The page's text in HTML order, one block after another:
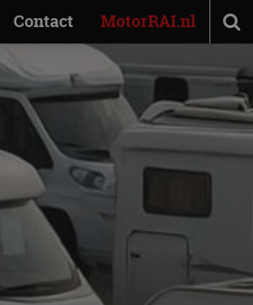
Contact MotorRAI.nl